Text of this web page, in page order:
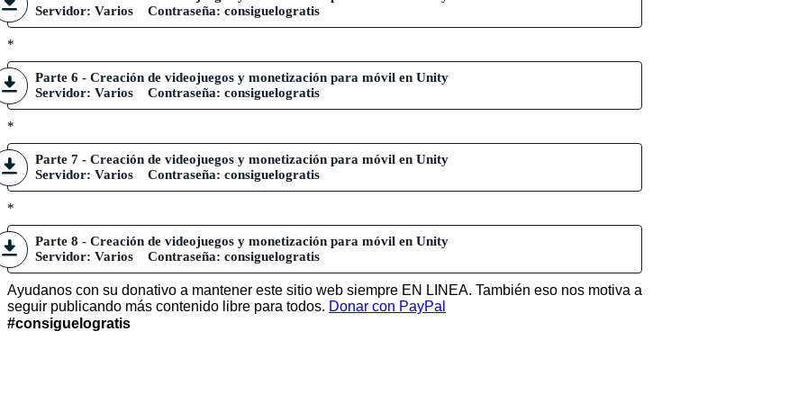
Servidor: Varios Contraseña: consiguelogratis
*
Parte 6 - Creación de videojuegos y monetización para móvil en Unity
Servidor: Varios Contraseña: consiguelogratis
*
Parte 7 - Creación de videojuegos y monetización para móvil en Unity
Servidor: Varios Contraseña: consiguelogratis
*
Parte 8 - Creación de videojuegos y monetización para móvil en Unity
Servidor: Varios Contraseña: consiguelogratis
Ayudanos con su donativo a mantener este sitio web siempre EN LINEA. También eso nos motiva a
seguir publicando más contenido libre para todos. Donar con PayPal
#consiguelogratis